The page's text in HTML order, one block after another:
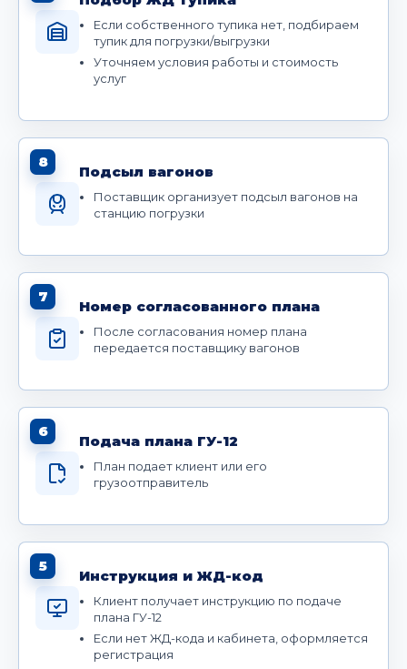
Если собственного тупика нет, подбираем
тупик для погрузки/выгрузки
Уточняем условия работы и стоимость
услуг
8
Подсыл вагонов
Поставщик организует подсыл вагонов на
станцию погрузки
7
Номер согласованного плана
После согласования номер плана
передается поставщику вагонов
6
Подача плана ГУ-12
План подает клиент или его
грузоотправитель
5
Инструкция и ЖД-код
Клиент получает инструкцию по подаче
плана ГУ-12
Если нет ЖД-кода и кабинета, оформляется
регистрация